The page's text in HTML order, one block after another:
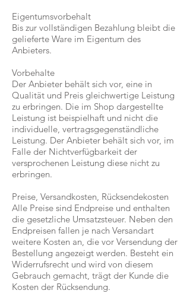
Eigentumsvorbehalt
Bis zur vollständigen Bezahlung bleibt die
gelieferte Ware im Eigentum des
Anbieters.
Vorbehalte
Der Anbieter behält sich vor, eine in
Qualität und Preis gleichwertige Leistung
zu erbringen. Die im Shop dargestellte
Leistung ist beispielhaft und nicht die
individuelle, vertragsgegenständliche
Leistung. Der Anbieter behält sich vor, im
Falle der Nichtverfügbarkeit der
versprochenen Leistung diese nicht zu
erbringen.
Preise, Versandkosten, Rücksendekosten
Alle Preise sind Endpreise und enthalten
die gesetzliche Umsatzsteuer. Neben den
Endpreisen fallen je nach Versandart
weitere Kosten an, die vor Versendung der
Bestellung angezeigt werden. Besteht ein
Widerrufsrecht und wird von diesem
Gebrauch gemacht, trägt der Kunde die
Kosten der Rücksendung.